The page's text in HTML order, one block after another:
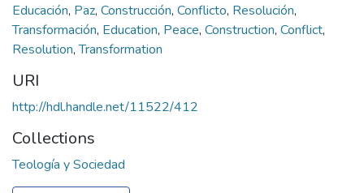
Educación, Paz, Construcción, Conflicto, Resolución,
Transformación, Education, Peace, Construction, Conflict,
Resolution,Transformation
URI
http://hdl.handle.net/11522/412
Collections
Teología y Sociedad